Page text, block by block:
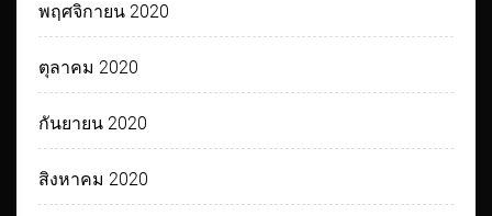
พฤศจิกายน 2020
ตุลาคม 2020
กันยายน 2020
สิงหาคม 2020